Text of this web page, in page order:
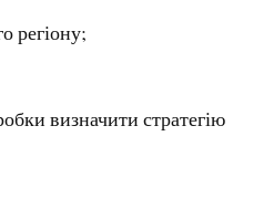
регіону;
визначити стратегію